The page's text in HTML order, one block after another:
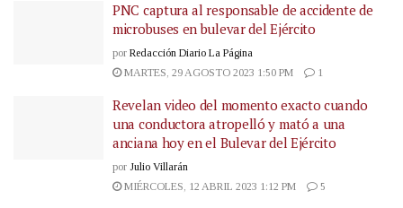
PNC captura al responsable de accidente de
microbuses en bulevar del Ejército
por Redacción Diario La Página
MARTES, 29 AGOSTO 2023 1:50 PM
1
Revelan video del momento exacto cuando
una conductora atropelló y mató a una
anciana hoy en el Bulevar del Ejército
por Julio Villarán
MIÉRCOLES, 12 ABRIL 2023 1:12 PM
5